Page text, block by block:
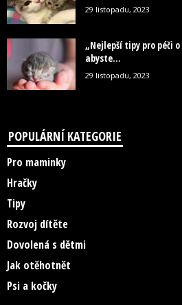
29 listopadu, 2023
„Nejlepší tipy pro péči
abyste...
29 listopadu, 2023
POPULÁRNÍ KATEGORIE
Pro maminky
Hračky
Tipy
Rozvoj dítěte
Dovolená s dětmi
Jak otěhotnět
Psi a kočky